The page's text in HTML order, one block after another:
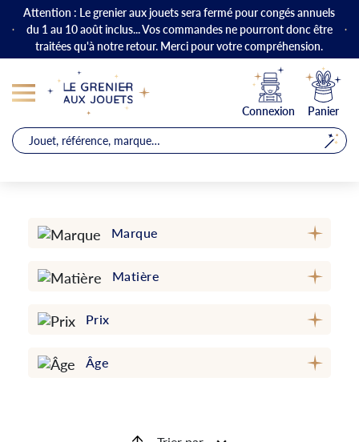
Attention : Le grenier aux jouets sera fermé pour congés annuels
du 1 au 10 août inclus... Vos commandes ne pourront donc être
traitées qu'à notre retour. Merci pour votre compréhension.
Connexion Panier
Marque
Matière
Prix
Âge